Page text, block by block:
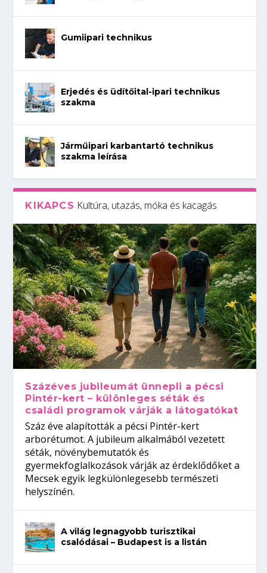
Gumiipari technikus
Erjedés és üdítőital-ipari technikus
szakma
Járműipari karbantartó technikus
szakma leírása
KIKAPCS Kultúra, utazás, móka és kacagás
Százéves jubileumát ünnepli a pécsi
Pintér-kert – különleges séták és
családi programok várják a látogatókat
Száz éve alapították a pécsi Pintér-kert
arborétumot. A jubileum alkalmából vezetett
séták, növénybemutatók és
gyermekfoglalkozások várják az érdeklődőket a
Mecsek egyik legkülönlegesebb természeti
helyszínén.
A világ legnagyobb turisztikai
csalódásai – Budapest is a listán